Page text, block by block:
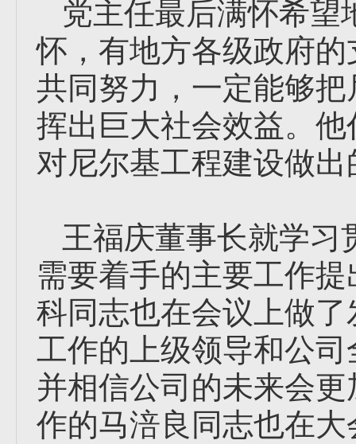
党主任最后满怀希望
怀，有地方各级政府
共同努力，一定能够
挥出巨大社会效益。
对尼尔基工程建设做出
王福庆董事长就学习
需要着手的主要工作
科同志也在会议上做
工作的上级领导和公
并相信公司的未来会
作的马涪良同志也在